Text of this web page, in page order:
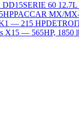
DD15SERIE 60 12.7L
PACCAR MX/
— 215 HP
X15 — 565HP, 1850